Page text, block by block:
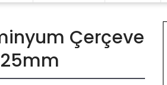
Çerçeve